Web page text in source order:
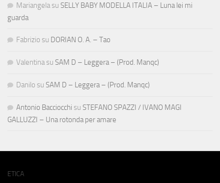
Mariangela su SELLY BABY MODELLA ITALIA – Luna lei mi
guarda
Fabrizio su DORIAN O. A. – Tao
Valentina su SAM D – Leggera – (Prod. Manqc)
Danilo su SAM D – Leggera – (Prod. Manqc)
Antonio Bacciocchi su STEFANO SPAZZI / IVANO MAGI
GALLUZZI – Una rotonda per amare
ETICA